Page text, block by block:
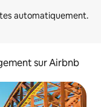
sur Airbnb